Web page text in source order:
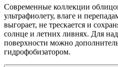
Современные коллекции
ультрафиолету, влаге и
выгорает, не трескается и
солнце и летних ливнях. Для
поверхности можно
гидрофобизатором.